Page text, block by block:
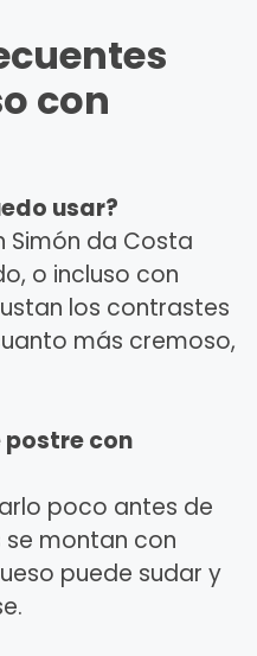
con
usar?
Simón da Costa
o incluso con
los contrastes
más cremoso,
postre con
poco antes de
se montan con
puede sudar y